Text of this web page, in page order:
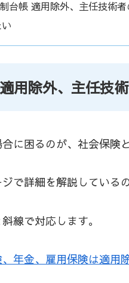
台帳 適用除外、主任技術
用除外、主任技
に困るのが、社会保険
で詳細を解説している
線で対応します。
年金、雇用保険は適用